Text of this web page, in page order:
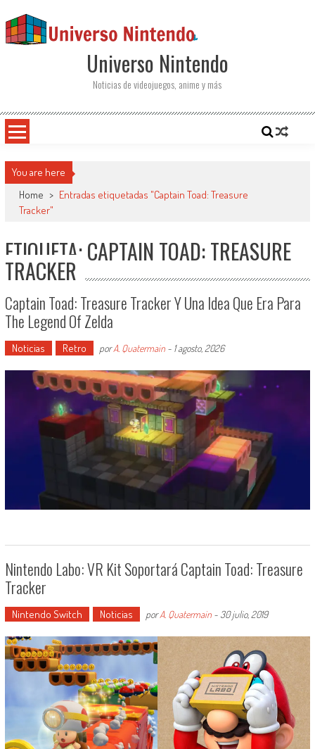
Universo Nintendo
Noticias de videojuegos, anime y más
You are here
Home > Entradas etiquetadas "Captain Toad: Treasure
Tracker"
ETIQUETA: CAPTAIN TOAD: TREASURE
TRACKER
Captain Toad: Treasure Tracker Y Una Idea Que Era Para
The Legend Of Zelda
Noticias Retro porA. Quatermain- 1 agosto, 2026
Nintendo Labo: VR Kit Soportará Captain Toad: Treasure
Tracker
Nintendo Switch Noticias porA. Quatermain- 30 julio, 2019